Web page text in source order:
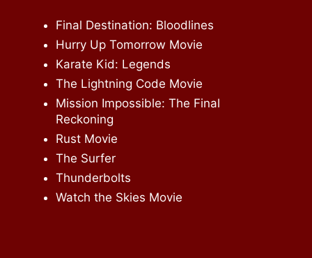
Final Destination: Bloodlines
Hurry Up Tomorrow Movie
Karate Kid: Legends
The Lightning Code Movie
Mission Impossible: The Final
Reckoning
Rust Movie
The Surfer
Thunderbolts
Watch the Skies Movie